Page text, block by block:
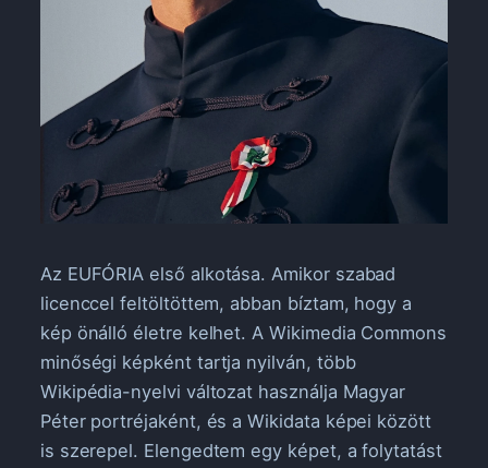
Az EUFÓRIA első alkotása. Amikor szabad
licenccel feltöltöttem, abban bíztam, hogy a
kép önálló életre kelhet. A Wikimedia Commons
minőségi képként tartja nyilván, több
Wikipédia-nyelvi változat használja Magyar
Péter portréjaként, és a Wikidata képei között
is szerepel. Elengedtem egy képet, a folytatást